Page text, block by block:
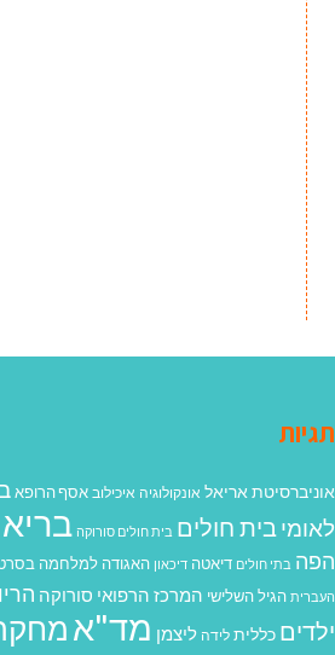
תגיות
אוניברסיטת אריאל אונקולוגיה איכילוב אסף הרופא
לאומיבית חולים בית חולים סורוקה
הפה בתי חולים דיאטה דיכאון האגודה למלחמה
העברית הגיל השלישי המרכז הרפואי סורוקה
ילדים כללית לידה ליצמן מד"א